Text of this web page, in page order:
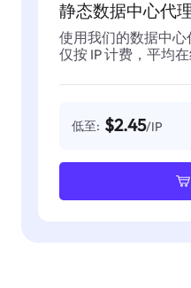
静态数据中心代
使用我们的数据中心
仅按 IP 计费，平均在
低至: $2.45/IP